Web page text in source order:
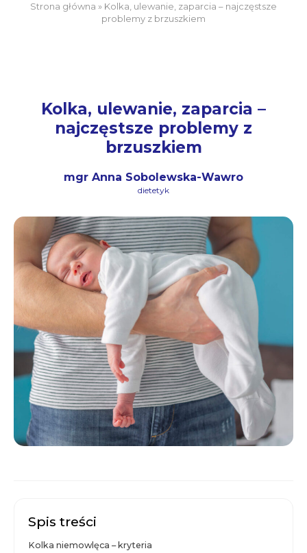
Strona główna » Kolka, ulewanie, zaparcia – najczęstsze
problemy z brzuszkiem
Kolka, ulewanie, zaparcia –
najczęstsze problemy z
brzuszkiem
mgr Anna Sobolewska-Wawro
dietetyk
Spis treści
Kolka niemowlęca – kryteria